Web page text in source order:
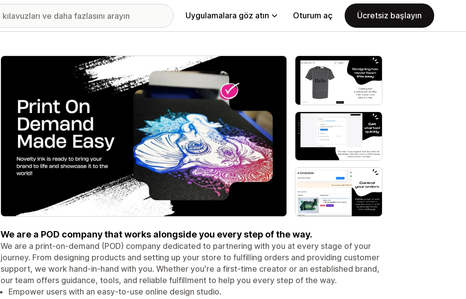
Uygulamalara göz atın Oturum aç Ücretsiz başlayın
Öne çıkan görsel galerisi
We are a POD company that works alongside you every step of the way.
We are a print-on-demand (POD) company dedicated to partnering with you at every stage of your
journey. From designing products and setting up your store to fulfilling orders and providing customer
support, we work hand-in-hand with you. Whether you're a first-time creator or an established brand,
our team offers guidance, tools, and reliable fulfillment to help you every step of the way.
Empower users with an easy-to-use online design studio.